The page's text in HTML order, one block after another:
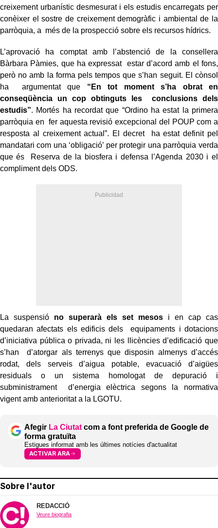
creixement urbanístic desmesurat i els estudis encarregats per
conèixer el sostre de creixement demogràfic i ambiental de la
parròquia, a més de la prospecció sobre els recursos hídrics.
L’aprovació ha comptat amb l’abstenció de la consellera
Bàrbara Pàmies, que ha expressat estar d’acord amb el fons,
però no amb la forma pels tempos que s’han seguit. El cònsol
ha argumentat que “En tot moment s’ha obrat en
conseqüència un cop obtinguts les conclusions dels
estudis”. Mortés ha recordat que “Ordino ha estat la primera
parròquia en fer aquesta revisió excepcional del POUP com a
resposta al creixement actual”. El decret ha estat definit pel
mandatari com una ‘obligació’ per protegir una parròquia verda
que és Reserva de la biosfera i defensa l’Agenda 2030 i el
compliment dels ODS.
La suspensió no superarà els set mesosi en cap cas
quedaran afectats els edificis dels equipaments i dotacions
d’iniciativa pública o privada, ni les llicències d’edificació que
s’han d’atorgar als terrenys que disposin almenys d’accés
rodat, dels serveis d’aigua potable, evacuació d’aigües
residuals o un sistema homologat de depuració i
subministrament d’energia elèctrica segons la normativa
vigent amb anterioritat a la LGOTU.
Afegir La Ciutat com a font preferida de Google de
forma gratuïta
Estigues informat amb les últimes notícies d'actualitat
ACTIVAR ARA
Sobre l'autor
REDACCIÓ
Veure biografia